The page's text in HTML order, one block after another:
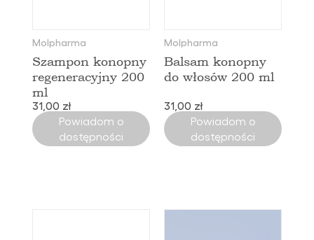
Molpharma
Szampon konopny
regeneracyjny 200
ml
31,00 zł
Powiadom o
dostępności
Molpharma
Balsam konopny
do włosów 200 ml
31,00 zł
Powiadom o
dostępności